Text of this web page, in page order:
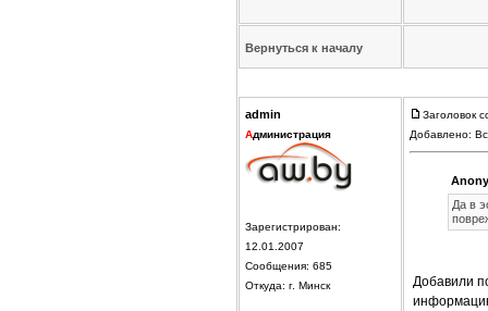
Вернуться к началу
admin
Администрация
Зарегистрирован:
12.01.2007
Сообщения: 685
Откуда: г. Минск
Заголовок
Добавлено:
Да в
Добавили